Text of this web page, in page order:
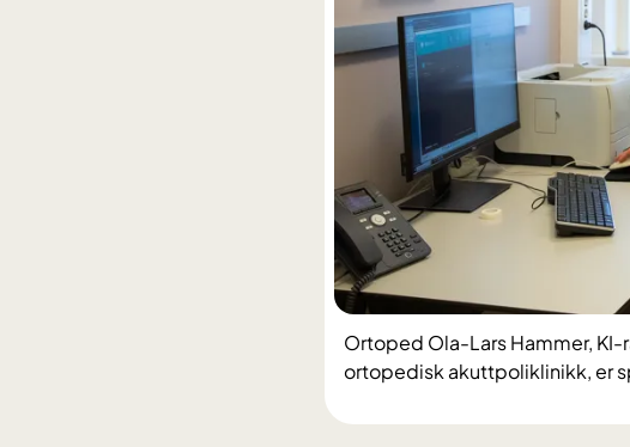
Ortoped Ola-Lars Hammer,
ortopedisk akuttpoliklinikk, er